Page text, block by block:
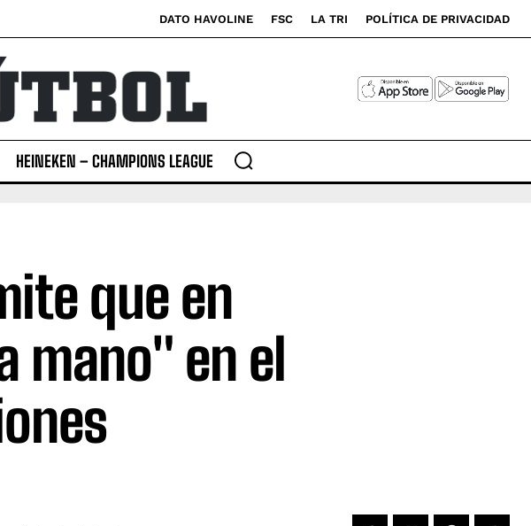
DATO HAVOLINE FSC LA TRI POLÍTICA DE PRIVACIDAD
HEINEKEN – CHAMPIONS LEAGUE
que en
mano" en el